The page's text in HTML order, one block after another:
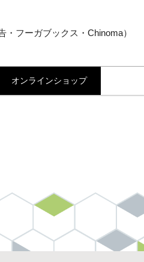
フーガブックス・Chinoma）
オンラインショップ